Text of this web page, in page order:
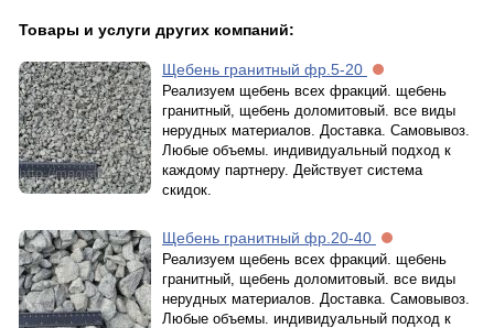
Товары и услуги других компаний:
Щебень гранитный фр.5-20
Реализуем щебень всех фракций. щебень
гранитный, щебень доломитовый. все виды
нерудных материалов. Доставка. Самовывоз.
Любые объемы. индивидуальный подход к
каждому партнеру. Действует система
скидок.
Щебень гранитный фр.20-40
Реализуем щебень всех фракций. щебень
гранитный, щебень доломитовый. все виды
нерудных материалов. Доставка. Самовывоз.
Любые объемы. индивидуальный подход к